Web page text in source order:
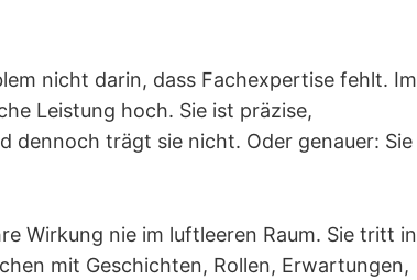
nicht darin, dass Fachexpertise fehlt. Im
Leistung hoch. Sie ist präzise,
dennoch trägt sie nicht. Oder genauer: Sie
Wirkung nie im luftleeren Raum. Sie tritt in
mit Geschichten, Rollen, Erwartungen,